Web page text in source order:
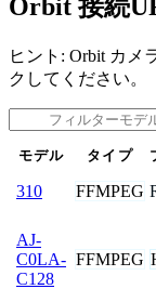
Orbit 接続
ヒント: Orbit カメ
クしてください。
モデル タイプ
310 FFMPEG
AJ-
C0LA-
C128
FFMPEG